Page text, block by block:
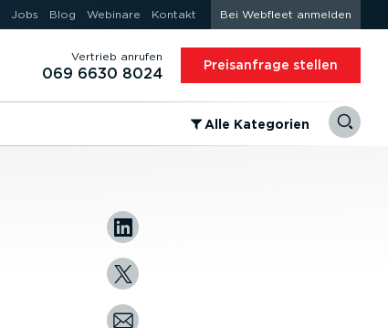
Jobs Blog Webinare Kontakt Bei Webfleet anmelden
Vertrieb anrufen
069 6630 8024 Preis­an­frage stellen
⁠Alle Kategorien